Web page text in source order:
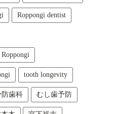
Roppongi dentist
tooth longevity
歯科 むし歯予防